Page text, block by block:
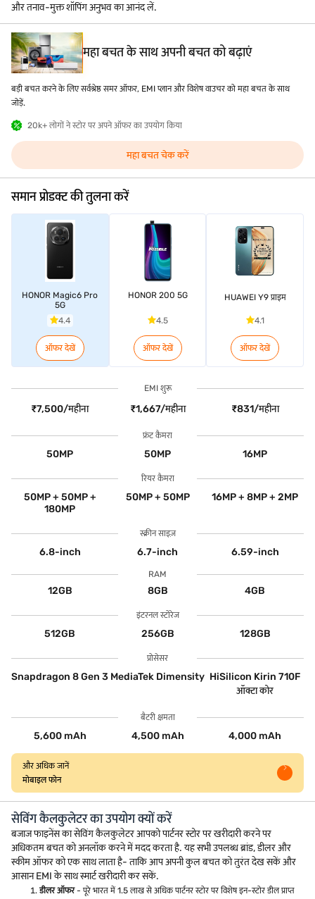
और तनाव-मुक्त शॉपिंग अनुभव का आनंद लें.
महा बचत के साथ अपनी बचत को बढ़ाएं
बड़ी बचत करने के लिए सर्वश्रेष्ठ समर ऑफर, EMI प्लान और विशेष वाउचर को महा बचत के साथ
जोड़ें.
20k+ लोगों ने स्टोर पर अपने ऑफर का उपयोग किया
महा बचत चेक करें
समान प्रोडक्ट की तुलना करें
HONOR Magic6 Pro
5G
4.4
ऑफर देखें
HONOR 200 5G
4.5
ऑफर देखें
HUAWEI Y9 प्राइम
4.1
ऑफर देखें
EMI शुरू
₹7,500/महीना ₹1,667/महीना ₹831/महीना
फ्रंट कैमरा
50MP 50MP 16MP
रियर कैमरा
50MP + 50MP +
180MP
50MP + 50MP 16MP + 8MP + 2MP
स्क्रीन साइज़
6.8-inch 6.7-inch 6.59-inch
RAM
12GB 8GB 4GB
इंटरनल स्टोरेज
512GB 256GB 128GB
प्रोसेसर
Snapdragon 8 Gen 3 MediaTek Dimensity HiSilicon Kirin 710F
ऑक्टा कोर
बैटरी क्षमता
5,600 mAh 4,500 mAh 4,000 mAh
और अधिक जानें
मोबाइल फोन
सेविंग कैलकुलेटर का उपयोग क्यों करें
बजाज फाइनेंस का सेविंग कैलकुलेटर आपको पार्टनर स्टोर पर खरीदारी करने पर
अधिकतम बचत को अनलॉक करने में मदद करता है. यह सभी उपलब्ध ब्रांड, डीलर और
स्कीम ऑफर को एक साथ लाता है- ताकि आप अपनी कुल बचत को तुरंत देख सकें और
आसान EMI के साथ स्मार्ट खरीदारी कर सकें.
डीलर ऑफर- पूरे भारत में 1.5 लाख से अधिक पार्टनर स्टोर पर विशेष इन-स्टोर डील प्राप्त